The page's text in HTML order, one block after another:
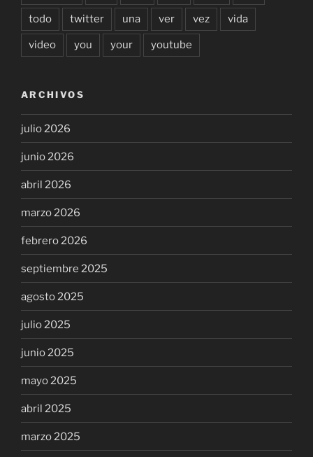
todo twitter una ver vez vida
video you your youtube
ARCHIVOS
julio 2026
junio 2026
abril 2026
marzo 2026
febrero 2026
septiembre 2025
agosto 2025
julio 2025
junio 2025
mayo 2025
abril 2025
marzo 2025